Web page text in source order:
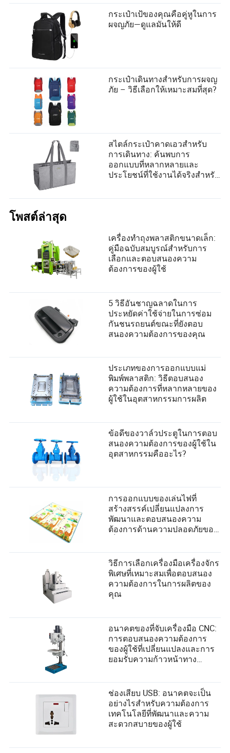
กระเป๋าเป้ของคุณคือคู่หูในการ
ผจญภัย—ดูแลมันให้ดี
กระเป๋าเดินทางสำหรับการผจญ
ภัย – วิธีเลือกให้เหมาะสมที่สุด?
สไตล์กระเป๋าคาดเอวสำหรับ
การเดินทาง: ค้นพบการ
ออกแบบที่หลากหลายและ
ประโยชน์ที่ใช้งานได้จริงสำหรับ
โพสต์ล่าสุด
เครื่องทำถุงพลาสติกขนาดเล็ก:
คู่มือฉบับสมบูรณ์สำหรับการ
เลือกและตอบสนองความ
ต้องการของผู้ใช้
5 วิธีอันชาญฉลาดในการ
ประหยัดค่าใช้จ่ายในการซ่อม
กันชนรถยนต์ขณะที่ยังตอบ
สนองความต้องการของคุณ
ประเภทของการออกแบบแม่
พิมพ์พลาสติก: วิธีตอบสนอง
ความต้องการที่หลากหลายของ
ผู้ใช้ในอุตสาหกรรมการผลิต
ข้อดีของวาล์วประตูในการตอบ
สนองความต้องการของผู้ใช้ใน
อุตสาหกรรมคืออะไร?
การออกแบบของเล่นไฟที่
สร้างสรรค์เปลี่ยนแปลงการ
พัฒนาและตอบสนองความ
ต้องการด้านความปลอดภัยของ
วิธีการเลือกเครื่องมือเครื่องจักร
พิเศษที่เหมาะสมเพื่อตอบสนอง
ความต้องการในการผลิตของ
คุณ
อนาคตของที่จับเครื่องมือ CNC:
การตอบสนองความต้องการ
ของผู้ใช้ที่เปลี่ยนแปลงและการ
ยอมรับความก้าวหน้าทาง
ช่องเสียบ USB: อนาคตจะเป็น
อย่างไรสำหรับความต้องการ
เทคโนโลยีที่พัฒนาและความ
สะดวกสบายของผู้ใช้